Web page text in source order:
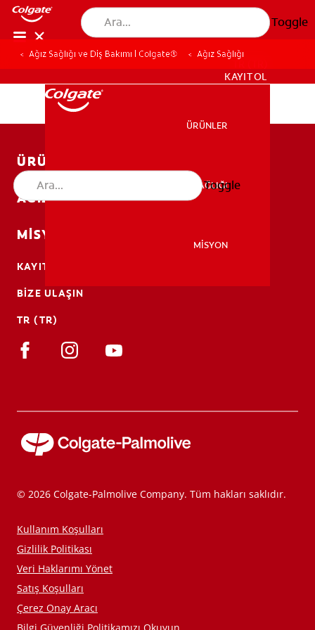
Toggle
MİSYON
KAYIT OL
KAYIT OL
ÜRÜNLER
AĞIZ SAĞLIĞI
MİSYON
Toggle
Ağız Sağlığı ve Diş Bakımı | Colgate® Ağız Sağlığı
ÜRÜNLER
AĞIZ SAĞLIĞI
MISYON
KAYIT OL
BIZE ULAŞIN
TR (TR)
© 2026 Colgate-Palmolive Company. Tüm hakları saklıdır.
Kullanım Koşulları
Gizlilik Politikası
Veri Haklarımı Yönet
Satış Koşulları
Çerez Onay Aracı